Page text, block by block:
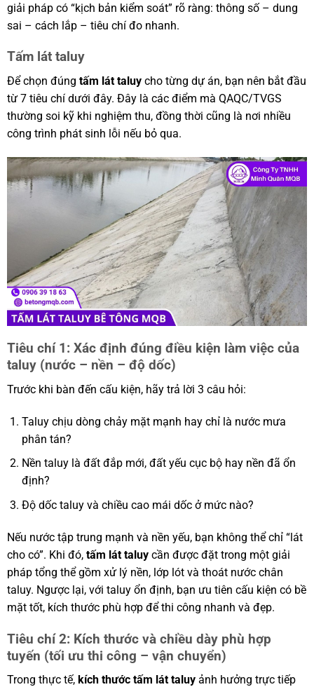
giải pháp có “kịch bản kiểm soát” rõ ràng: thông số – dung
sai – cách lắp – tiêu chí đo nhanh.
Tấm lát taluy
Để chọn đúng tấm lát taluycho từng dự án, bạn nên bắt đầu
từ 7 tiêu chí dưới đây. Đây là các điểm mà QAQC/TVGS
thường soi kỹ khi nghiệm thu, đồng thời cũng là nơi nhiều
công trình phát sinh lỗi nếu bỏ qua.
Tiêu chí 1: Xác định đúng điều kiện làm việc của
taluy (nước – nền – độ dốc)
Trước khi bàn đến cấu kiện, hãy trả lời 3 câu hỏi:
Taluy chịu dòng chảy mặt mạnh hay chỉ là nước mưa
phân tán?
Nền taluy là đất đắp mới, đất yếu cục bộ hay nền đã ổn
định?
Độ dốc taluy và chiều cao mái dốc ở mức nào?
Nếu nước tập trung mạnh và nền yếu, bạn không thể chỉ “lát
cho có”. Khi đó, tấm lát taluycần được đặt trong một giải
pháp tổng thể gồm xử lý nền, lớp lót và thoát nước chân
taluy. Ngược lại, với taluy ổn định, bạn ưu tiên cấu kiện có bề
mặt tốt, kích thước phù hợp để thi công nhanh và đẹp.
Tiêu chí 2: Kích thước và chiều dày phù hợp
tuyến (tối ưu thi công – vận chuyển)
Trong thực tế, kích thước tấm lát taluyảnh hưởng trực tiếp